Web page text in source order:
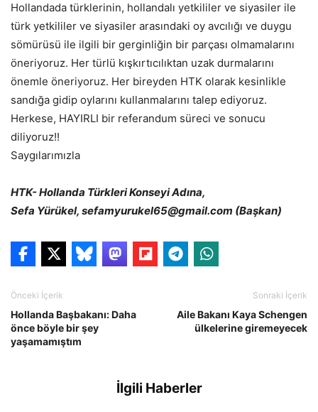
Hollandada türklerinin, hollandalı yetkililer ve siyasiler ile
türk yetkililer ve siyasiler arasındaki oy avcılığı ve duygu
sömürüsü ile ilgili bir gerginliğin bir parçası olmamalarını
öneriyoruz. Her türlü kışkırtıcılıktan uzak durmalarını
önemle öneriyoruz. Her bireyden HTK olarak kesinlikle
sandığa gidip oylarını kullanmalarını talep ediyoruz.
Herkese, HAYIRLI bir referandum süreci ve sonucu
diliyoruz!!
Saygılarımızla
HTK- Hollanda Türkleri Konseyi Adına,
Sefa Yürükel, sefamyurukel65@gmail.com (Başkan)
Önceki İçerik
Hollanda Başbakanı: Daha
önce böyle bir şey
yaşamamıştım
Sonraki İçerik
Aile Bakanı Kaya Schengen
ülkelerine giremeyecek
İlgili Haberler